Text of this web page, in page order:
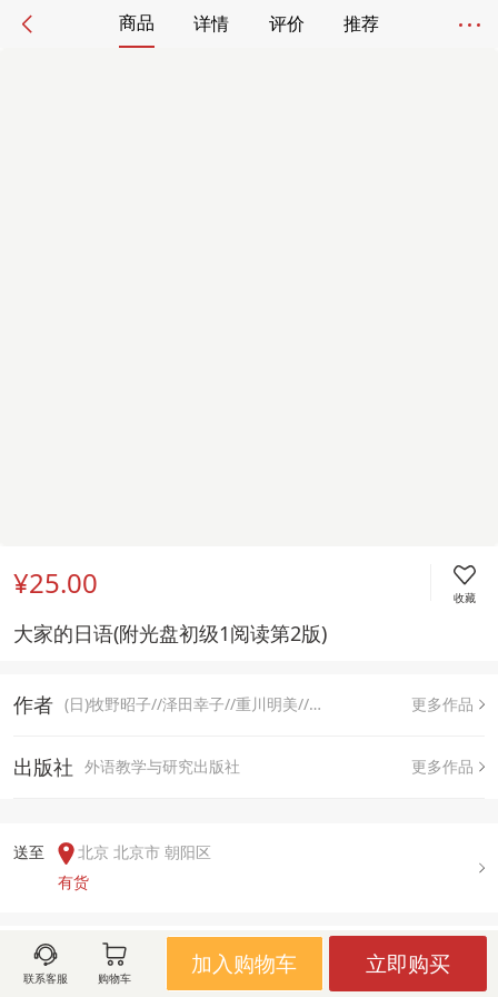
商品 详情 评价 推荐
¥25.00 收藏
大家的日语(附光盘初级1阅读第2版)
作者 (日)牧野昭子//泽田幸子//重川明美//田中よね//水野マリ子 更多作品
出版社 外语教学与研究出版社 更多作品
送至
北京 北京市 朝阳区
有货
用户评论(
联系客服 购物车
加入购物车 立即购买